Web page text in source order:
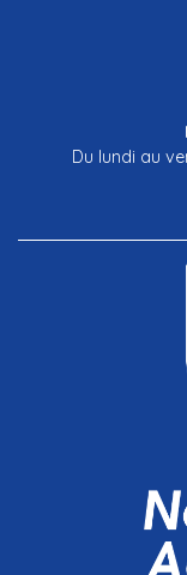
Du lundi au